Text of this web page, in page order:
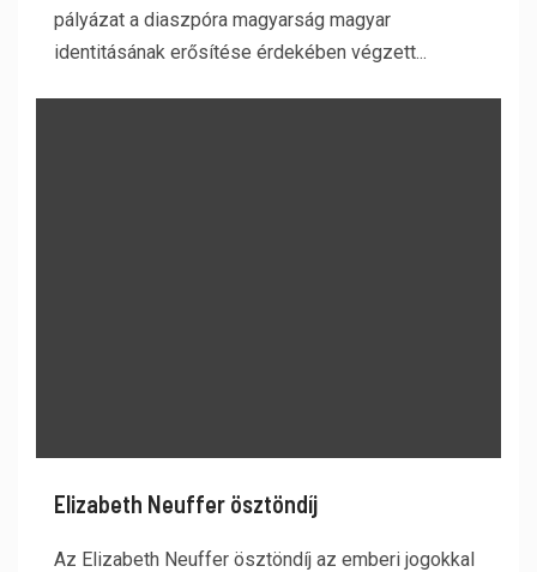
pályázat a diaszpóra magyarság magyar
identitásának erősítése érdekében végzett...
Elizabeth Neuffer ösztöndíj
Az Elizabeth Neuffer ösztöndíj az emberi jogokkal